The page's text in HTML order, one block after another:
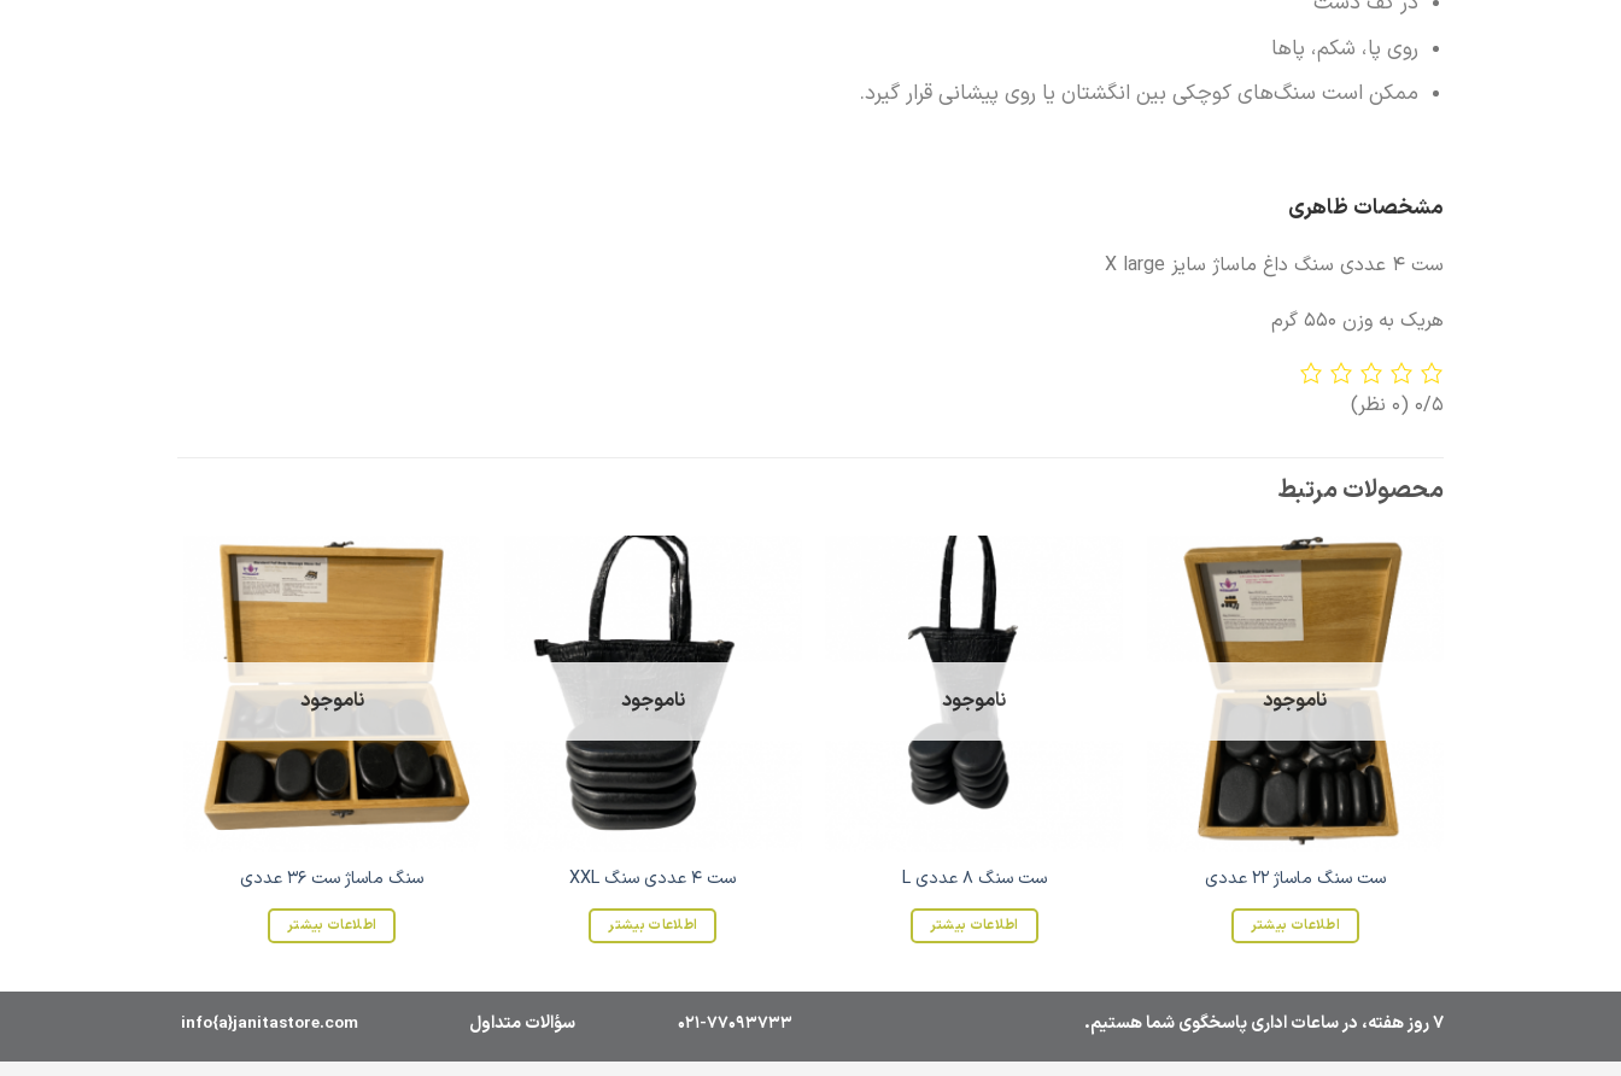
روی پا، شکم، پاها
ممکن است سنگ‌های کوچکی بین انگشتان یا روی پیشانی قرار گیرد.
مشخصات ظاهری
ست 4 عددی سنگ داغ ماساژ سایز X large
هریک به وزن 550 گرم
0/5 (0 نظر)
محصولات مرتبط
ناموجود
ست سنگ ماساژ 22 عددی
اطلاعات بیشتر
ناموجود
ست سنگ 8 عددی L
اطلاعات بیشتر
ناموجود
ست 4 عددی سنگ XXL
اطلاعات بیشتر
ناموجود
سنگ ماساژ ست 36 عددی
اطلاعات بیشتر
7 روز هفته، در ساعات اداری پاسخگوی شما هستیم. 021-77093733 سؤالات متداول info{a}janitastore.com